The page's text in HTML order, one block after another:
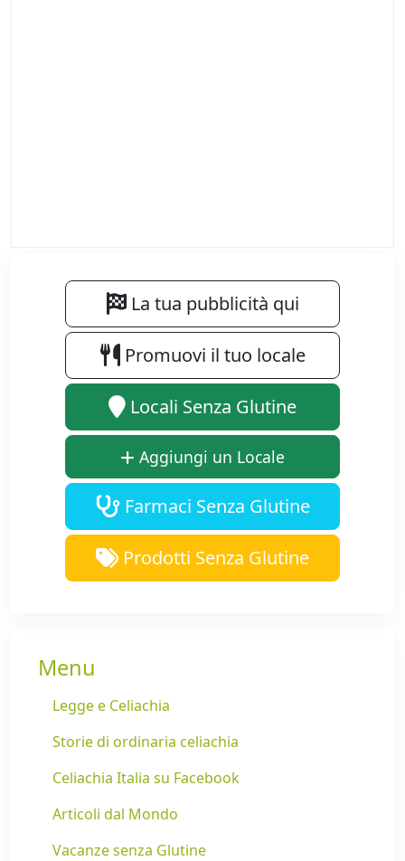
La tua pubblicità qui
Promuovi il tuo locale
Locali Senza Glutine
Aggiungi un Locale
Farmaci Senza Glutine
Prodotti Senza Glutine
Menu
Legge e Celiachia
Storie di ordinaria celiachia
Celiachia Italia su Facebook
Articoli dal Mondo
Vacanze senza Glutine